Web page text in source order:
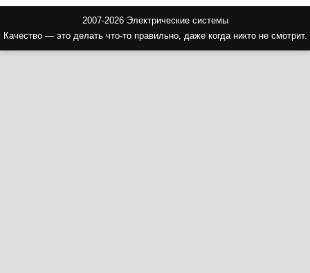
2007-2026 Электрические системы
Качество — это делать что-то правильно, даже когда никто не смотрит.